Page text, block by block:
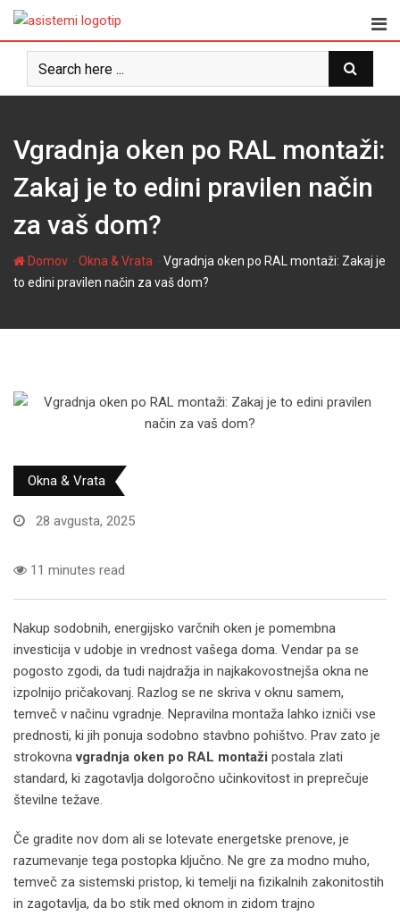
Skip
content
Vgradnja oken po RAL montaži:
Zakaj je to edini pravilen način
za vaš dom?
Domov Okna & Vrata
Vgradnja oken po RAL montaži: Zakaj je
to edini pravilen način za vaš dom?
Okna & Vrata
28 avgusta, 2025
11 minutes read
Nakup sodobnih, energijsko varčnih oken je pomembna
investicija v udobje in vrednost vašega doma. Vendar pa se
pogosto zgodi, da tudi najdražja in najkakovostnejša okna ne
izpolnijo pričakovanj. Razlog se ne skriva v oknu samem,
temveč v načinu vgradnje. Nepravilna montaža lahko izniči vse
prednosti, ki jih ponuja sodobno stavbno pohištvo. Prav zato je
strokovnavgradnja oken po RAL montaži postala zlati
standard, ki zagotavlja dolgoročno učinkovitost in preprečuje
številne težave.
Če gradite nov dom ali se lotevate energetske prenove, je
razumevanje tega postopka ključno. Ne gre za modno muho,
temveč za sistemski pristop, ki temelji na fizikalnih zakonitostih
in zagotavlja, da bo stik med oknom in zidom trajno